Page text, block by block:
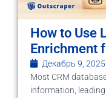
How to Use
Enrichment
Декабрь 9, 2025
Most CRM
information,